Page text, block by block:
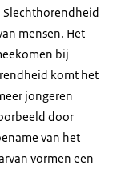
mensen. Het
bij
komt het
jongeren
door
van het
vormen een